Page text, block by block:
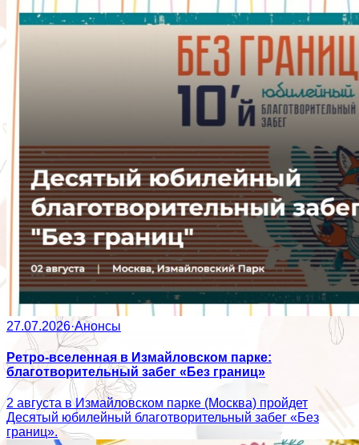
27.07.2026·Анонсы
Ретро-вселенная в Измайловском парке:
благотворительный забег «Без границ»
2 августа в Измайловском парке (Москва) пройдет
Десятый юбилейный благотворительный забег «Без
границ».